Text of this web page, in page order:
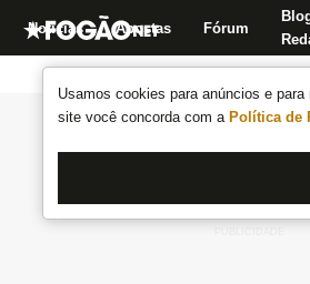
Usamos cookies para anúncios e
site você concorda com a Política de
Notícias Apostas Fórum